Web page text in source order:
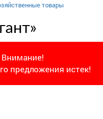
товары
Внимание!
предложения истек!